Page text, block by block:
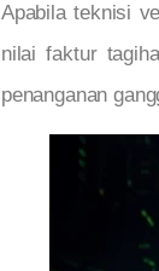
Apabila teknisi
nilai faktur
penanganan